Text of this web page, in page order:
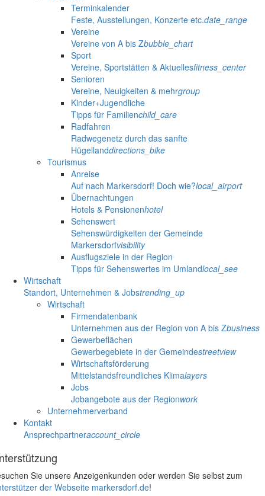
Terminkalender
Feste, Ausstellungen, Konzerte etc.date_range
Vereine
Vereine von A bis Zbubble_chart
Sport
Vereine, Sportstätten & Aktuellesfitness_center
Senioren
Vereine, Neuigkeiten & mehrgroup
Kinder+Jugendliche
Tipps für Familienchild_care
Radfahren
Radwegenetz durch das sanfte
Hügellanddirections_bike
Tourismus
Anreise
Auf nach Markersdorf! Doch wie?local_airport
Übernachtungen
Hotels & Pensionenhotel
Sehenswert
Sehenswürdigkeiten der Gemeinde
Markersdorfvisibility
Ausflugsziele in der Region
Tipps für Sehenswertes im Umlandlocal_see
Wirtschaft
Standort, Unternehmen & Jobstrending_up
Wirtschaft
Firmendatenbank
Unternehmen aus der Region von A bis Zbusiness
Gewerbeflächen
Gewerbegebiete in der Gemeindestreetview
Wirtschaftsförderung
Mittelstandsfreundliches Klimalayers
Jobs
Jobangebote aus der Regionwork
Unternehmerverband
Kontakt
Ansprechpartneraccount_circle
Sie unsere Anzeigenkunden oder werden Sie selbst zum
der Webseite markersdorf.de!